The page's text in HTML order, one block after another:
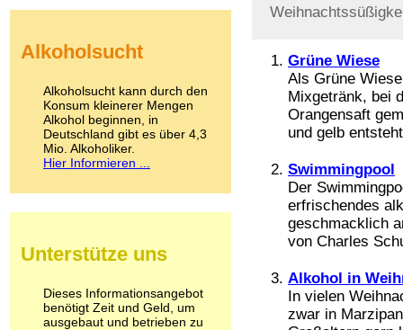
Grüne Wiese
Als Grüne
Mixgetränk, bei
Orangensaft
und gelb
Swimmingpool
Der
erfrischendes
geschmacklich
von Charles
Alkohol in
In vielen
zwar in
Kokain
LSD
Marihuana
Medikamente
Meskalin
Metamphetamin
Methadon
Pilze
Psychopharmaka
Schlafmittel
Schmerzmittel
Alkoholsucht
Alkoholsucht kann durch den
Konsum kleinerer Mengen
Alkohol beginnen, in
Deutschland gibt es über 4,3
Mio. Alkoholiker.
Hier Informieren ...
Unterstütze uns
Dieses Informationsangebot
benötigt Zeit und Geld, um
ausgebaut und betrieben zu